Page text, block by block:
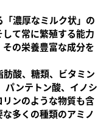
濃厚なミルク状」の
て常に繁殖する能力
の栄養豊富な成分を
酸、糖類、ビタミン
パンテトン酸、イノシ
ンのような物質も含
多くの種類のアミノ